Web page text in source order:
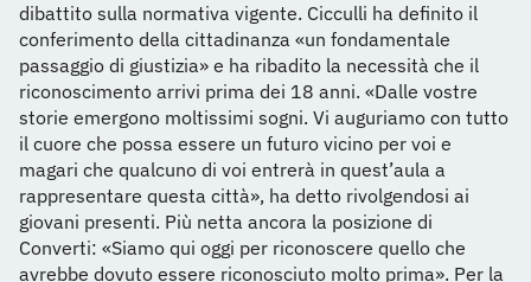
dibattito sulla normativa vigente. Cicculli ha definito il
conferimento della cittadinanza «un fondamentale
passaggio di giustizia» e ha ribadito la necessità che il
riconoscimento arrivi prima dei 18 anni. «Dalle vostre
storie emergono moltissimi sogni. Vi auguriamo con tutto
il cuore che possa essere un futuro vicino per voi e
magari che qualcuno di voi entrerà in quest’aula a
rappresentare questa città», ha detto rivolgendosi ai
giovani presenti. Più netta ancora la posizione di
Converti: «Siamo qui oggi per riconoscere quello che
avrebbe dovuto essere riconosciuto molto prima». Per la